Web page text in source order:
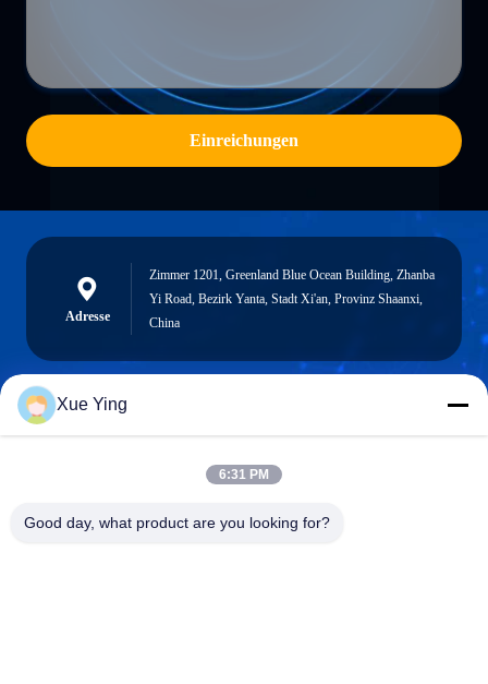
Einreichungen
Adresse
Zimmer 1201, Greenland Blue Ocean Building, Zhanba
Yi Road, Bezirk Yanta, Stadt Xi'an, Provinz Shaanxi,
China
sxcd-gyl@163.com
Xue Ying
6:31 PM
Good day, what product are you looking for?